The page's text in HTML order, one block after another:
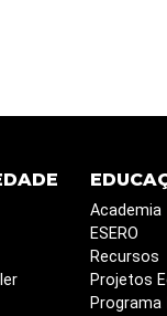
Academia
ESERO
Recursos
Projetos